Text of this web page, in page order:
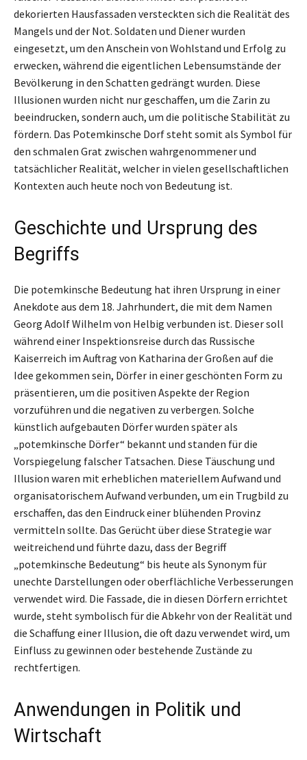
dekorierten Hausfassaden versteckten sich die Realität des
Mangels und der Not. Soldaten und Diener wurden
eingesetzt, um den Anschein von Wohlstand und Erfolg zu
erwecken, während die eigentlichen Lebensumstände der
Bevölkerung in den Schatten gedrängt wurden. Diese
Illusionen wurden nicht nur geschaffen, um die Zarin zu
beeindrucken, sondern auch, um die politische Stabilität zu
fördern. Das Potemkinsche Dorf steht somit als Symbol für
den schmalen Grat zwischen wahrgenommener und
tatsächlicher Realität, welcher in vielen gesellschaftlichen
Kontexten auch heute noch von Bedeutung ist.
Geschichte und Ursprung des
Begriffs
Die potemkinsche Bedeutung hat ihren Ursprung in einer
Anekdote aus dem 18. Jahrhundert, die mit dem Namen
Georg Adolf Wilhelm von Helbig verbunden ist. Dieser soll
während einer Inspektionsreise durch das Russische
Kaiserreich im Auftrag von Katharina der Großen auf die
Idee gekommen sein, Dörfer in einer geschönten Form zu
präsentieren, um die positiven Aspekte der Region
vorzuführen und die negativen zu verbergen. Solche
künstlich aufgebauten Dörfer wurden später als
„potemkinsche Dörfer“ bekannt und standen für die
Vorspiegelung falscher Tatsachen. Diese Täuschung und
Illusion waren mit erheblichen materiellem Aufwand und
organisatorischem Aufwand verbunden, um ein Trugbild zu
erschaffen, das den Eindruck einer blühenden Provinz
vermitteln sollte. Das Gerücht über diese Strategie war
weitreichend und führte dazu, dass der Begriff
„potemkinsche Bedeutung“ bis heute als Synonym für
unechte Darstellungen oder oberflächliche Verbesserungen
verwendet wird. Die Fassade, die in diesen Dörfern errichtet
wurde, steht symbolisch für die Abkehr von der Realität und
die Schaffung einer Illusion, die oft dazu verwendet wird, um
Einfluss zu gewinnen oder bestehende Zustände zu
rechtfertigen.
Anwendungen in Politik und
Wirtschaft